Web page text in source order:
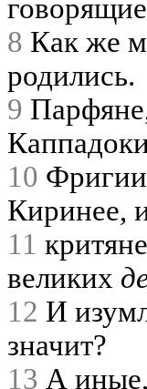
8 Как же
родились.
9
10
Киринее,
11
великих
12 И
значит?
13 А иные,